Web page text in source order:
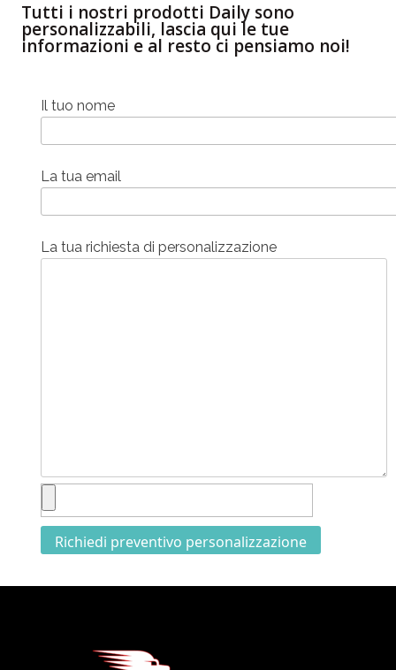
Tutti i nostri prodotti Daily sono
personalizzabili, lascia qui le tue
informazioni e al resto ci pensiamo noi!
Il tuo nome
La tua email
La tua richiesta di personalizzazione